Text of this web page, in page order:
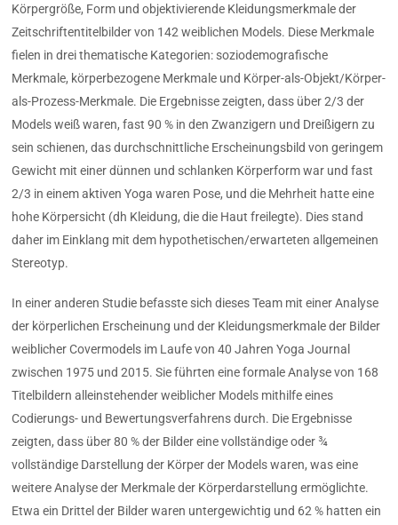
Körpergröße, Form und objektivierende Kleidungsmerkmale der
Zeitschriftentitelbilder von 142 weiblichen Models. Diese Merkmale
fielen in drei thematische Kategorien: soziodemografische
Merkmale, körperbezogene Merkmale und Körper-als-Objekt/Körper-
als-Prozess-Merkmale. Die Ergebnisse zeigten, dass über 2/3 der
Models weiß waren, fast 90 % in den Zwanzigern und Dreißigern zu
sein schienen, das durchschnittliche Erscheinungsbild von geringem
Gewicht mit einer dünnen und schlanken Körperform war und fast
2/3 in einem aktiven Yoga waren Pose, und die Mehrheit hatte eine
hohe Körpersicht (dh Kleidung, die die Haut freilegte). Dies stand
daher im Einklang mit dem hypothetischen/erwarteten allgemeinen
Stereotyp.
In einer anderen Studie befasste sich dieses Team mit einer Analyse
der körperlichen Erscheinung und der Kleidungsmerkmale der Bilder
weiblicher Covermodels im Laufe von 40 Jahren Yoga Journal
zwischen 1975 und 2015. Sie führten eine formale Analyse von 168
Titelbildern alleinstehender weiblicher Models mithilfe eines
Codierungs- und Bewertungsverfahrens durch. Die Ergebnisse
zeigten, dass über 80 % der Bilder eine vollständige oder ¾
vollständige Darstellung der Körper der Models waren, was eine
weitere Analyse der Merkmale der Körperdarstellung ermöglichte.
Etwa ein Drittel der Bilder waren untergewichtig und 62 % hatten ein